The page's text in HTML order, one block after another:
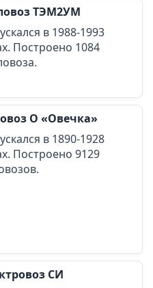
ТЭМ2УМ
в 1988-1993
Построено 1084
О «Овечка»
в 1890-1928
Построено 9129
СИ